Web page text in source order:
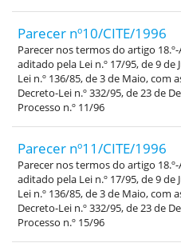
Parecer nº10/CITE/1996
Parecer nos termos do artigo
aditado pela Lei n.º 17/95, de 9
Lei n.º 136/85, de 3 de Maio, com
Decreto-Lei n.º 332/95, de 23 de
Processo n.º 11/96
Parecer nº11/CITE/1996
Parecer nos termos do artigo
aditado pela Lei n.º 17/95, de 9
Lei n.º 136/85, de 3 de Maio, com
Decreto-Lei n.º 332/95, de 23 de
Processo n.º 15/96